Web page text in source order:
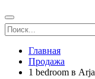
Главная
Продажа
1 bedroom в